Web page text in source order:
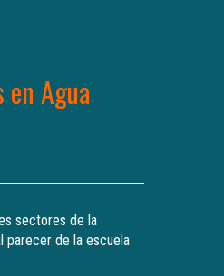
en Agua
sectores de la
parecer de la escuela